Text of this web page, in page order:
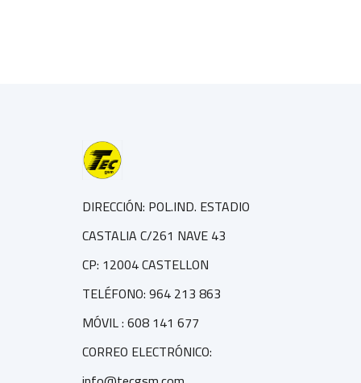
DIRECCIÓN: POL.IND. ESTADIO
CASTALIA C/261 NAVE 43
CP: 12004 CASTELLON
TELÉFONO: 964 213 863
MÓVIL : 608 141 677
CORREO ELECTRÓNICO: